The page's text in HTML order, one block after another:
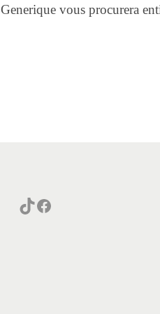
Generique vous procurera